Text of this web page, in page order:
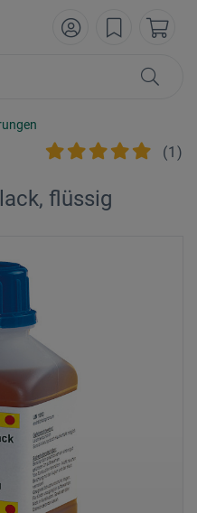
(1 )
flüssig